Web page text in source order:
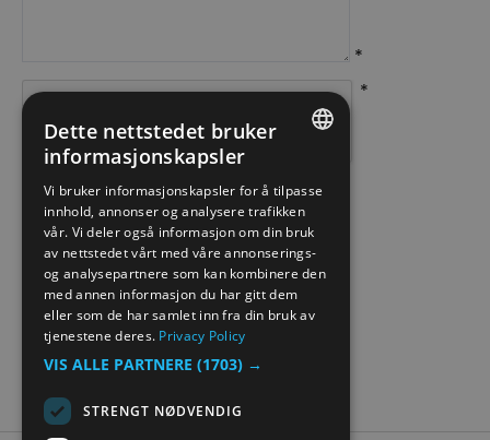
*
*
NORWEGIAN
GERMAN
Dette nettstedet bruker
informasjonskapsler
Vi bruker informasjonskapsler for å tilpasse
innhold, annonser og analysere trafikken
vår. Vi deler også informasjon om din bruk
av nettstedet vårt med våre annonserings-
og analysepartnere som kan kombinere den
med annen informasjon du har gitt dem
eller som de har samlet inn fra din bruk av
tjenestene deres. Privacy Policy
VIS ALLE PARTNERE (1703) →
STRENGT NØDVENDIG